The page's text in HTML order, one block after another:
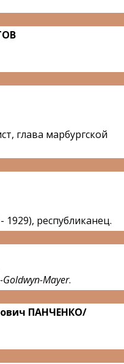
глава марбургской
республиканец.
Mayer.
ПАНЧЕНКО/